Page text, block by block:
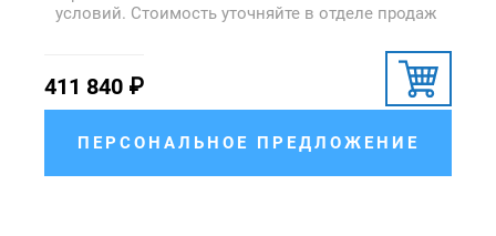
условий. Стоимость уточняйте в отделе продаж
411 840 ₽
ПЕРСОНАЛЬНОЕ ПРЕДЛОЖЕНИЕ